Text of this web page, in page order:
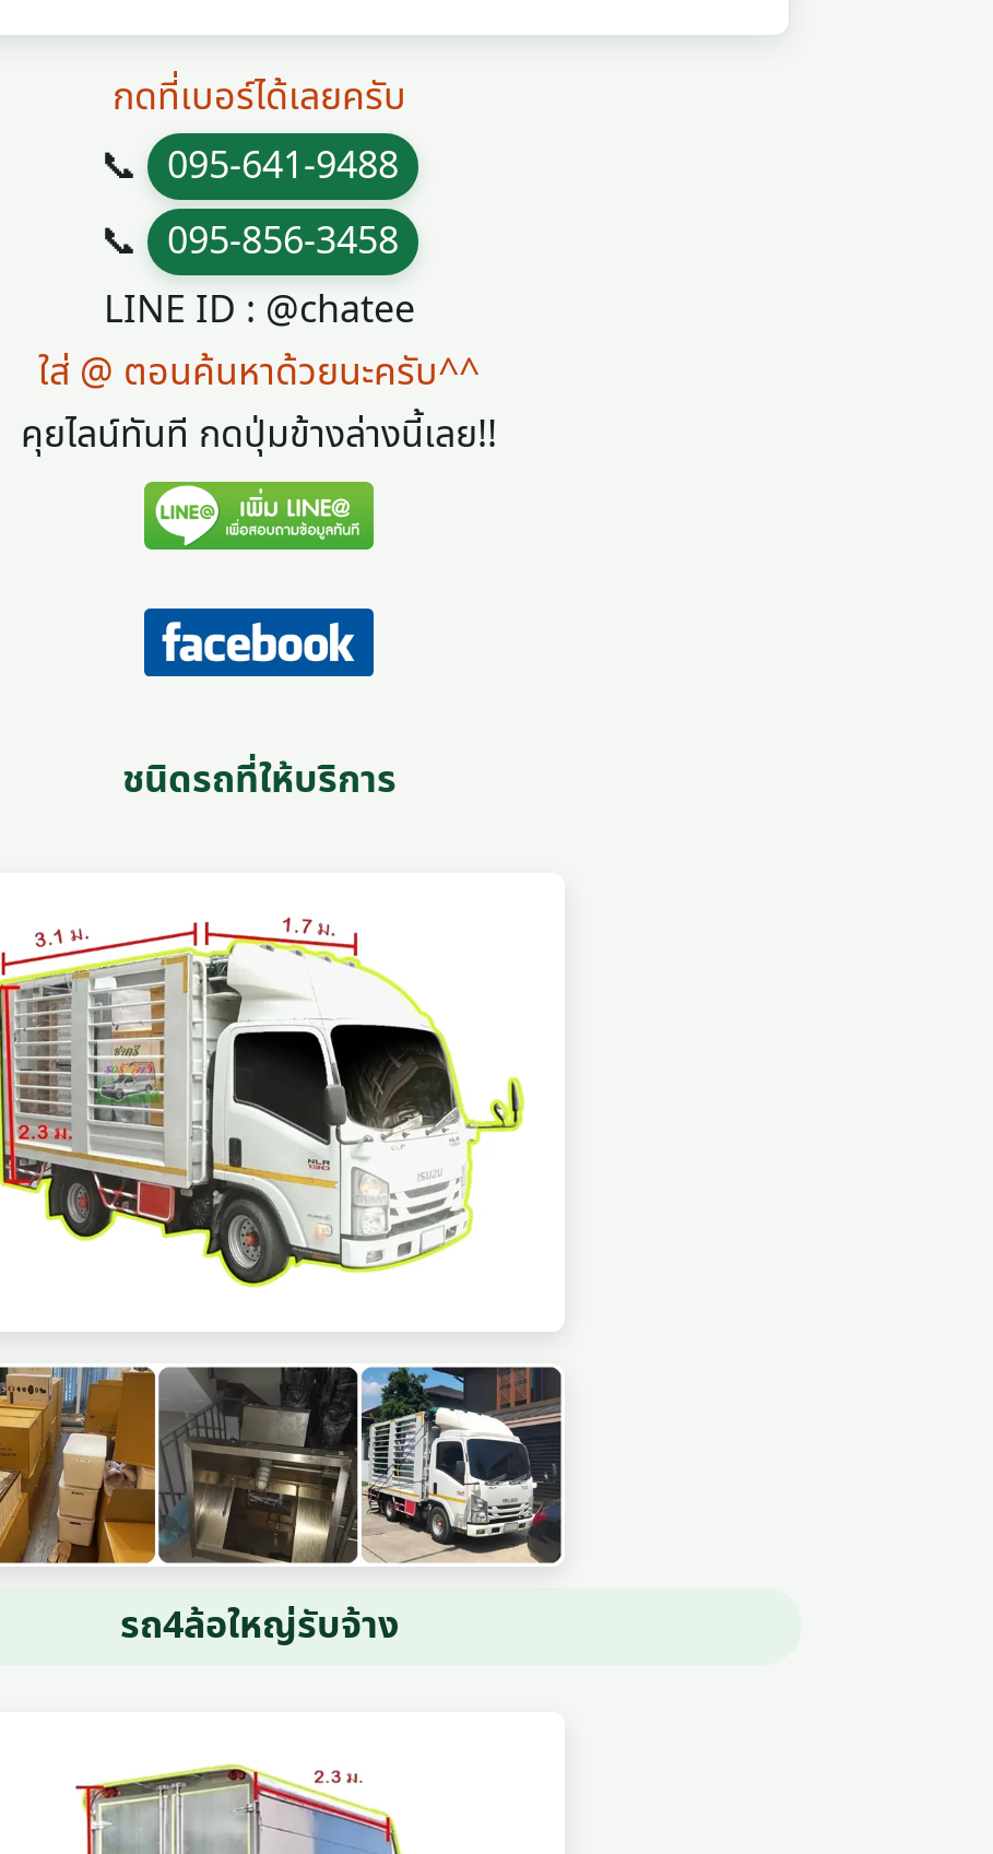
กดที่เบอร์ได้เลยครับ
📞
095-641-9488
📞
095-856-3458
LINE ID : @chatee
ใส่ @ ตอนค้นหาด้วยนะครับ^^
คุยไลน์ทันที กดปุ่มข้างล่างนี้เลย!!
ชนิดรถที่ให้บริการ
รถ4ล้อใหญ่รับจ้าง